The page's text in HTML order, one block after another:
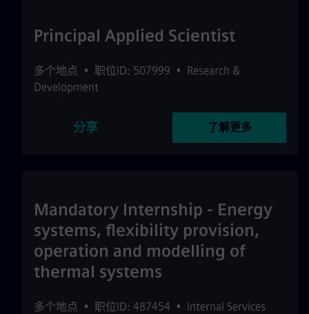
Principal Applied Scientist
多个地点 • 职位ID: 507999 • Research &
Development
分享 了解更多
Mandatory Internship - Energy
systems, flexibility provision,
operation and modelling of
thermal systems
多个地点 • 职位ID: 487454 • Internal Services